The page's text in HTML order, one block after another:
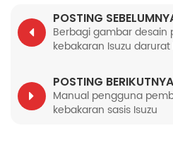
POSTING
Berbagi gambar
kebakaran Isuzu
POSTING BERIKUTNYA
Manual pengguna
kebakaran sasis Isuzu